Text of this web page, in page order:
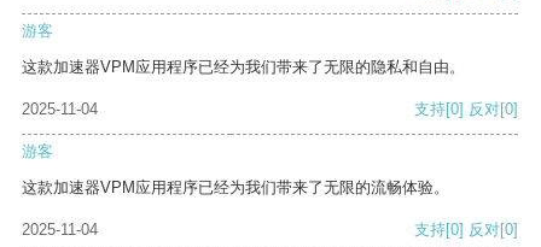
游客
这款加速器VPM应用程序已经为我们带来了无限的隐私和自由。
2025-11-04 支持[0] 反对[0]
游客
这款加速器VPM应用程序已经为我们带来了无限的流畅体验。
2025-11-04 支持[0] 反对[0]